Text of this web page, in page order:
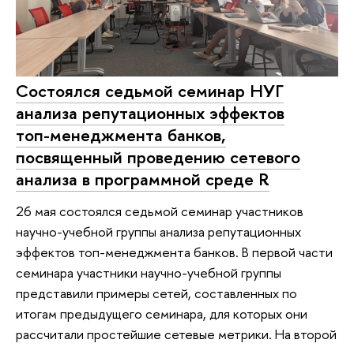
Состоялся седьмой семинар НУГ
анализа репутационных эффектов
топ-менеджмента банков,
посвященный проведению сетевого
анализа в программной среде R
26 мая состоялся седьмой семинар участников
научно-учебной группы анализа репутационных
эффектов топ-менеджмента банков. В первой части
семинара участники научно-учебной группы
представили примеры сетей, составленных по
итогам предыдущего семинара, для которых они
рассчитали простейшие сетевые метрики. На второй